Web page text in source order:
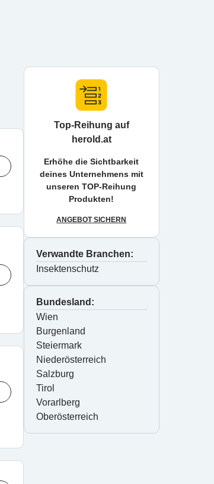
Top-Reihung auf
herold.at
Erhöhe die Sichtbarkeit
deines Unternehmens mit
unseren TOP-Reihung
Produkten!
ANGEBOT SICHERN
Verwandte Branchen:
Insektenschutz
Bundesland:
Wien
Burgenland
Steiermark
Niederösterreich
Salzburg
Tirol
Vorarlberg
Oberösterreich